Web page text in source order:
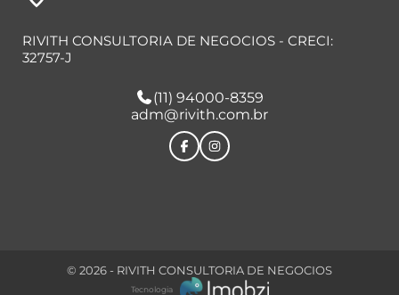
RIVITH CONSULTORIA DE NEGOCIOS - CRECI:
32757-J
(11) 94000-8359
adm@rivith.com.br
© 2026 - RIVITH CONSULTORIA DE NEGOCIOS
Tecnologia